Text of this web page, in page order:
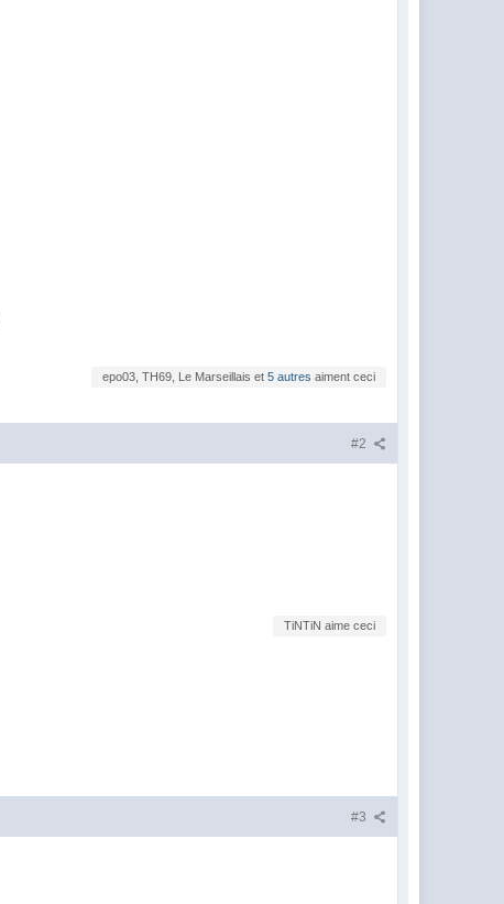
epo03, TH69, Le Marseillais et 5 autres aiment ceci
#2
TiNTiN aime ceci
#3